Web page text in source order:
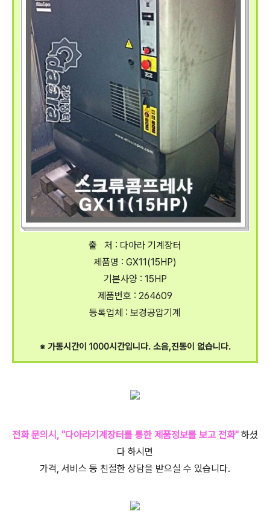
출 처 : 다아라 기계장터
제품명 : GX11(15HP)
기본사양 : 15HP
제품번호 : 264609
등록업체 : 보경공압기계
※ 가동시간이 1000시간입니다.소음,진동이 없습니다.
전화 문의시, "다아라기계장터를 통한 제품정보를 보고 전화" 하셨
다 하시면
가격, 서비스 등 친절한 상담을 받으실 수 있습니다.